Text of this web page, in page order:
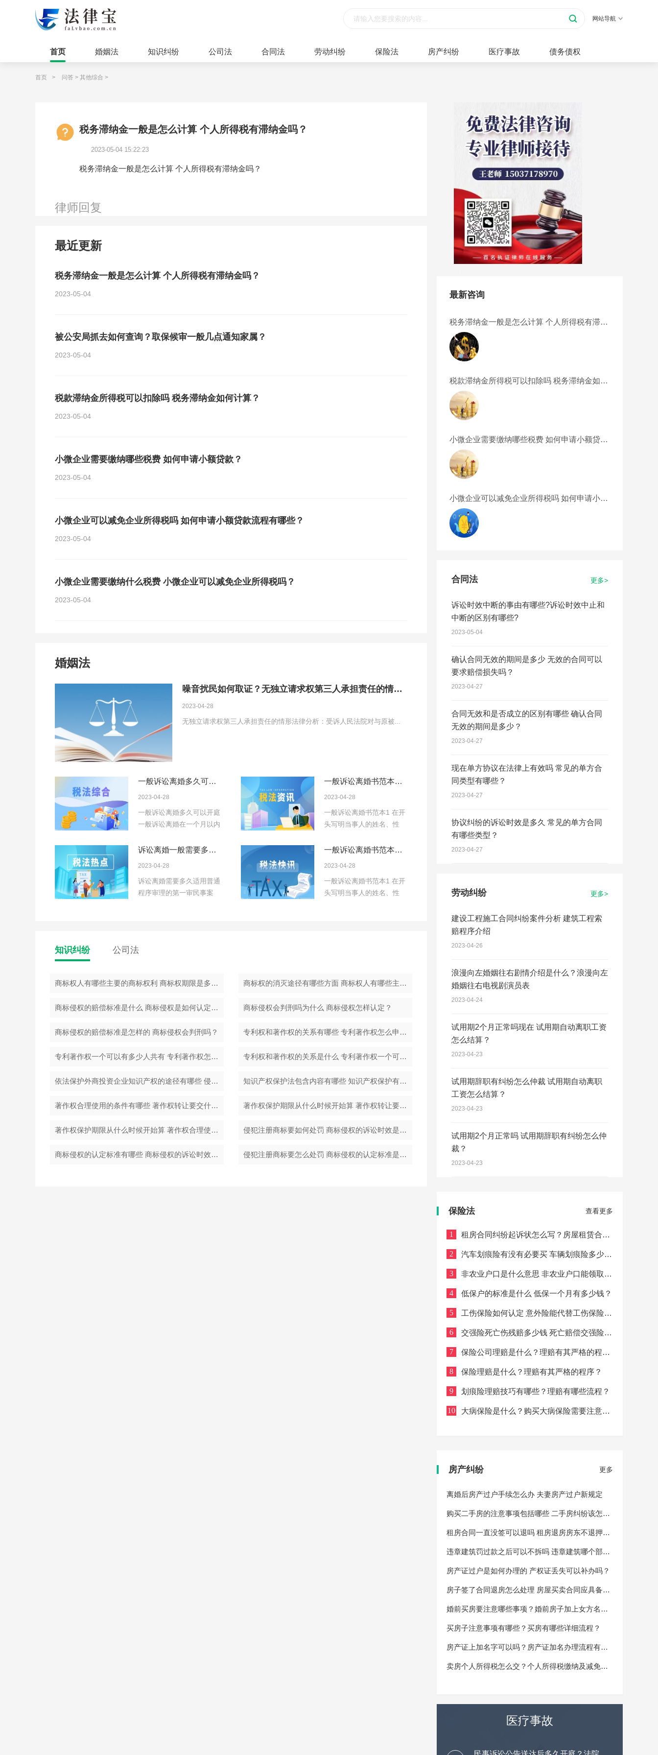
网站导航
首页 婚姻法 知识纠纷 公司法 合同法 劳动纠纷 保险法 房产纠纷 医疗事故 债务债权
首页 > 问答 > 其他综合 >
税务滞纳金一般是怎么计算 个人所得税有滞纳金吗？
2023-05-04 15:22:23
税务滞纳金一般是怎么计算 个人所得税有滞纳金吗？
律师回复
最近更新
税务滞纳金一般是怎么计算 个人所得税有滞纳金吗？
2023-05-04
被公安局抓去如何查询？取保候审一般几点通知家属？
2023-05-04
税款滞纳金所得税可以扣除吗 税务滞纳金如何计算？
2023-05-04
小微企业需要缴纳哪些税费 如何申请小额贷款？
2023-05-04
小微企业可以减免企业所得税吗 如何申请小额贷款流程有哪些？
2023-05-04
小微企业需要缴纳什么税费 小微企业可以减免企业所得税吗？
2023-05-04
婚姻法
噪音扰民如何取证？无独立请求权第三人承担责任的情形
2023-04-28
无独立请求权第三人承担责任的情形法律分析：受诉人民法院对与原被...
一般诉讼离婚多久可以
能离婚吗？
2023-04-28
一般诉讼离婚多久可以开庭
一般诉讼离婚在一个月以内
一般诉讼离婚书范本有
流程是什么？
2023-04-28
一般诉讼离婚书范本1 在开
头写明当事人的姓名、性
诉讼离婚一般需要多长
流程是什么？
2023-04-28
诉讼离婚需要多久适用普通
程序审理的第一审民事案
一般诉讼离婚书范本是
久？
2023-04-28
一般诉讼离婚书范本1 在开
头写明当事人的姓名、性
知识纠纷 公司法
商标权人有哪些主要的商标权利 商标权期限是多久？ 商标权的消灭途径有哪些方面 商标权人有哪些主要的商标权利？
商标侵权的赔偿标准是什么 商标侵权是如何认定的？ 商标侵权会判刑吗为什么 商标侵权怎样认定？
商标侵权的赔偿标准是怎样的 商标侵权会判刑吗？ 专利权和著作权的关系有哪些 专利著作权怎么申请？
专利著作权一个可以有多少人共有 专利著作权怎么申请？ 专利权和著作权的关系是什么 专利著作权一个可以有多少人共有？
依法保护外商投资企业知识产权的途径有哪些 侵犯他人知识产权会犯什么罪？ 知识产权保护法包含内容有哪些 知识产权保护有哪些措施？
著作权合理使用的条件有哪些 著作权转让要交什么税？ 著作权保护期限从什么时候开始算 著作权转让要交什么税？
著作权保护期限从什么时候开始算 著作权合理使用的条件有哪些？ 侵犯注册商标要如何处罚 商标侵权的诉讼时效是多长时间？
商标侵权的认定标准有哪些 商标侵权的诉讼时效是多久？ 侵犯注册商标要怎么处罚 商标侵权的认定标准是什么？
最新咨询
税务滞纳金一般是怎么计算 个人所得税有滞纳
金吗？
税款滞纳金所得税可以扣除吗 税务滞纳金如何
计算？
小微企业需要缴纳哪些税费 如何申请小额贷
款？
小微企业可以减免企业所得税吗 如何申请小额
贷款流程有哪些？
更多>
合同法
诉讼时效中断的事由有哪些?诉讼时效中止和
中断的区别有哪些?
2023-05-04
确认合同无效的期间是多少 无效的合同可以
要求赔偿损失吗？
2023-04-27
合同无效和是否成立的区别有哪些 确认合同
无效的期间是多少？
2023-04-27
现在单方协议在法律上有效吗 常见的单方合
同类型有哪些？
2023-04-27
协议纠纷的诉讼时效是多久 常见的单方合同
有哪些类型？
2023-04-27
更多>
劳动纠纷
建设工程施工合同纠纷案件分析 建筑工程索
赔程序介绍
2023-04-26
浪漫向左婚姻往右剧情介绍是什么？浪漫向左
婚姻往右电视剧演员表
2023-04-24
试用期2个月正常吗现在 试用期自动离职工资
怎么结算？
2023-04-23
试用期辞职有纠纷怎么仲裁 试用期自动离职
工资怎么结算？
2023-04-23
试用期2个月正常吗 试用期辞职有纠纷怎么仲
裁？
2023-04-23
保险法 查看更多
1
租房合同纠纷起诉状怎么写？房屋租赁合同
2
汽车划痕险有没有必要买 车辆划痕险多少
3
非农业户口是什么意思 非农业户口能领取失
4
低保户的标准是什么 低保一个月有多少钱？
5
工伤保险如何认定 意外险能代替工伤保险
6
交强险死亡伤残赔多少钱 死亡赔偿交强险赔
7
保险公司理赔是什么？理赔有其严格的程
8
保险理赔是什么？理赔有其严格的程序？
9 划痕险理赔技巧有哪些？理赔有哪些流程？
10
大病保险是什么？购买大病保险需要注意的
更多
房产纠纷
离婚后房产过户手续怎么办 夫妻房产过户新规定
购买二手房的注意事项包括哪些 二手房纠纷该怎样
租房合同一直没签可以退吗 租房退房房东不退押金
违章建筑罚过款之后可以不拆吗 违章建筑哪个部门
房产证过户是如何办理的 产权证丢失可以补办吗？
房子签了合同退房怎么处理 房屋买卖合同应具备的
婚前买房要注意哪些事项？婚前房子加上女方名字
买房子注意事项有哪些？买房有哪些详细流程？
房产证上加名字可以吗？房产证加名办理流程有哪
卖房个人所得税怎么交？个人所得税缴纳及减免规
医疗事故